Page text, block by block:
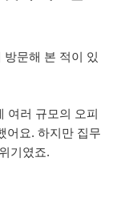
문해 본 적이 있
여러 규모의 오피
어요. 하지만 집무
기였죠.